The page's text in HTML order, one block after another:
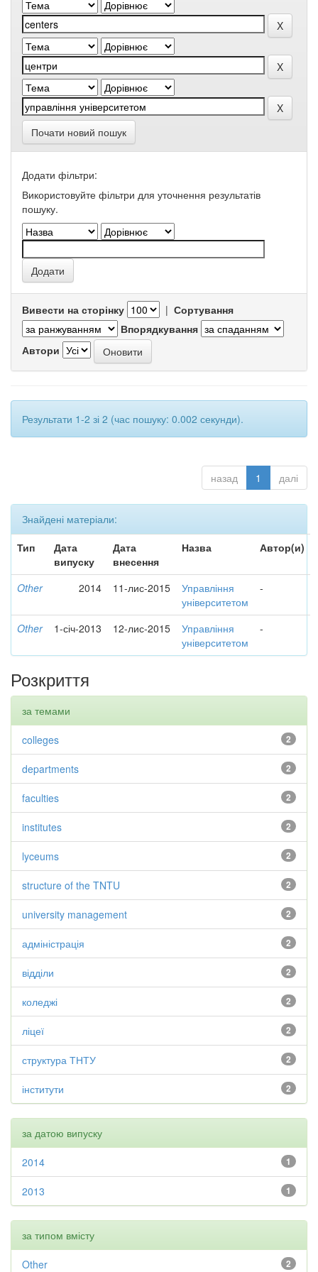
Почати новий пошук
Додати фільтри:
Використовуйте фільтри для уточнення результатів
пошуку.
Вивести на сторінку | Сортування
Впорядкування
Автори
Результати 1-2 зі 2 (час пошуку: 0.002 секунди).
назад 1 далі
Знайдені матеріали:
Тип
Дата
випуску
Дата
внесення
Назва Автор(и)
Other 2014 11-лис-2015
Управління
університетом
-
Other 1-січ-2013 12-лис-2015
Управління
університетом
-
Розкриття
за темами
2
colleges
2
departments
2
faculties
2
institutes
2
lyceums
2
structure of the TNTU
2
university management
2
адміністрація
2
відділи
2
коледжі
2
ліцеї
2
структура ТНТУ
2
інститути
за датою випуску
1
2014
1
2013
за типом вмісту
2
Other